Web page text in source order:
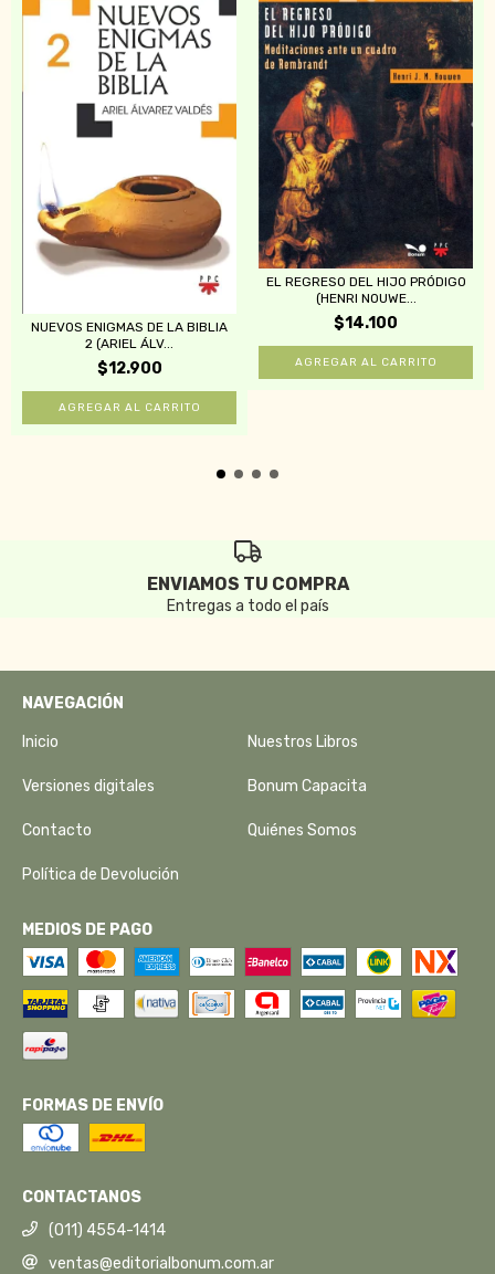
NUEVOS ENIGMAS DE LA BIBLIA
2 (ARIEL ÁLV...
$12.900
EL REGRESO DEL HIJO PRÓDIGO
(HENRI NOUWE...
$14.100
ENVIAMOS TU COMPRA
Entregas a todo el país
NAVEGACIÓN
Inicio Nuestros Libros
Versiones digitales Bonum Capacita
Contacto Quiénes Somos
Política de Devolución
MEDIOS DE PAGO
FORMAS DE ENVÍO
CONTACTANOS
(011) 4554-1414
ventas@editorialbonum.com.ar